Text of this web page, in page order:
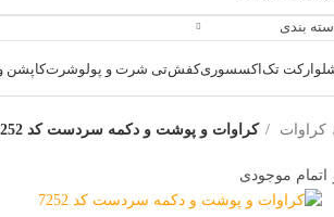
بندی
کت تکاکسسوریکفشتی شرت و پولوشرتکاپشن و
کراوات کراوات و پوشت و دکمه سردست کد 7252
اتمام موجودی